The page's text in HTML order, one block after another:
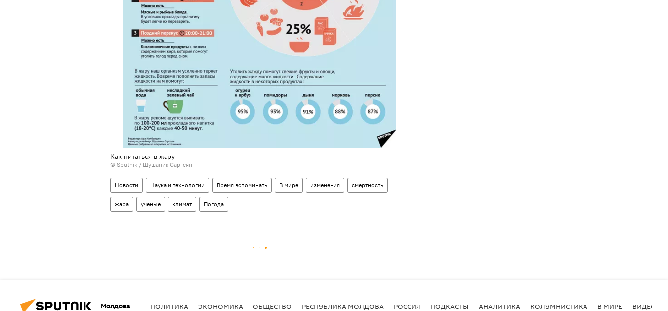
Как питаться в жару
© Sputnik / Шушаник Саргсян
Новости Наука и технологии Время вспоминать В мире изменения смертность
жара ученые климат Погода
Молдова ПОЛИТИКА ЭКОНОМИКА ОБЩЕСТВО РЕСПУБЛИКА МОЛДОВА РОССИЯ ПОДКАСТЫ АНАЛИТИКА КОЛУМНИСТИКА В МИРЕ ВИДЕО